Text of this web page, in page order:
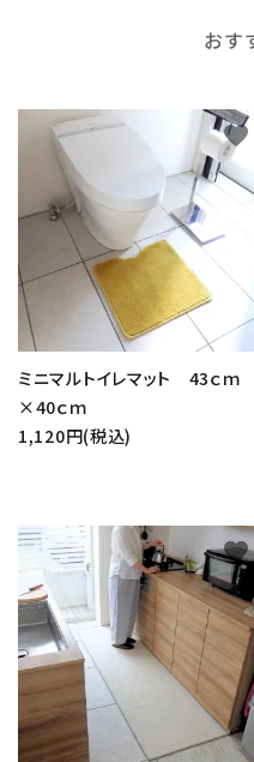
おす
ミニマルトイレマット 43ｃｍ
×40ｃｍ
1,120円(税込)
favorite
favorite